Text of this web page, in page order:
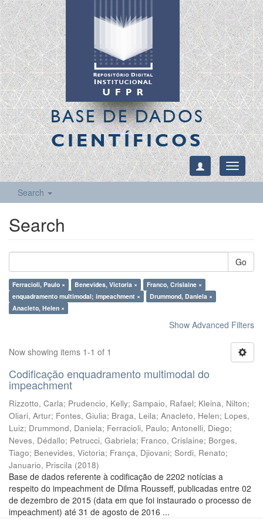
BASE DE DADOS
CIENTÍFICOS
Toggle
Search
Search
Go
Ferracioli, Paulo × Benevides, Victoria ×
Franco, Crislaine ×
enquadramento multimodal; impeachment ×
Drummond, Daniela ×
Anacleto, Helen ×
Show Advanced Filters
Now showing items 1-1 of 1
Codificação enquadramento multimodal do
impeachment
Rizzotto, Carla; Prudencio, Kelly; Sampaio, Rafael; Kleina, Nilton;
Oliari, Artur; Fontes, Giulia; Braga, Leila; Anacleto, Helen; Lopes,
Luiz; Drummond, Daniela; Ferracioli, Paulo; Antonelli, Diego;
Neves, Dédallo; Petrucci, Gabriela; Franco, Crislaine; Borges,
Tiago; Benevides, Victoria; França, Djiovani; Sordi, Renato;
Januario, Priscila (2018)
Base de dados referente à codificação de 2202 notícias a
respeito do impeachment de Dilma Rousseff, publicadas entre 02
de dezembro de 2015 (data em que foi instaurado o processo de
impeachment) até 31 de agosto de 2016 ...